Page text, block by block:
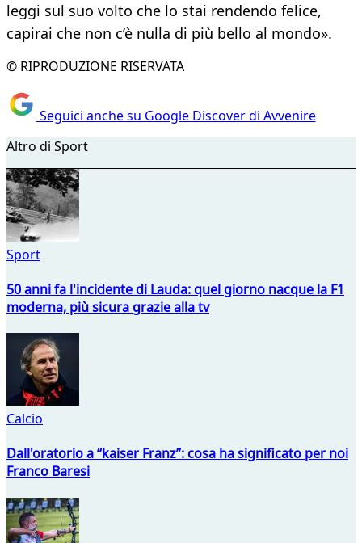
leggi sul suo volto che lo stai rendendo felice,
capirai che non c’è nulla di più bello al mondo».
© RIPRODUZIONE RISERVATA
Seguici anche su Google Discover di Avvenire
Altro di Sport
Sport
50 anni fa l'incidente di Lauda: quel giorno nacque la F1
moderna, più sicura grazie alla tv
Calcio
Dall'oratorio a “kaiser Franz”: cosa ha significato per noi
Franco Baresi